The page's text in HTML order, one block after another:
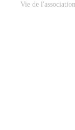
Vie de l'association